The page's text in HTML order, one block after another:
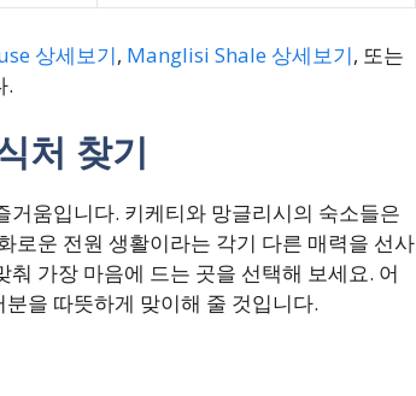
상세보기, Manglisi Shale 상세보기, 또는
.
처 찾기
움입니다. 키케티와 망글리시의 숙소들은
로운 전원 생활이라는 각기 다른 매력을 선사
가장 마음에 드는 곳을 선택해 보세요. 어
을 따뜻하게 맞이해 줄 것입니다.